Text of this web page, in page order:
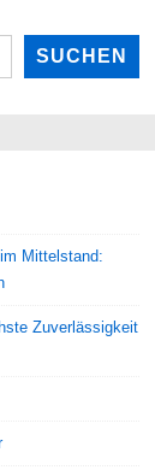
SUCHEN
Mittelstand:
Zuverlässigkeit